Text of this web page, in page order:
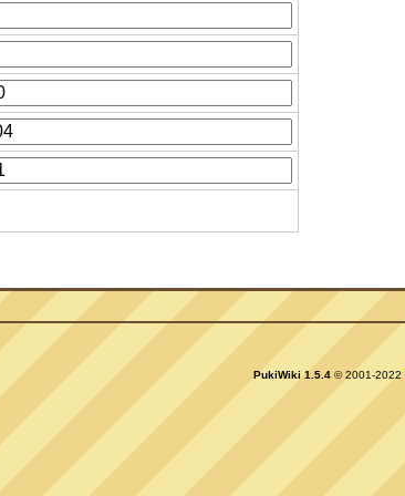
PukiWiki 1.5.4 © 2001-2022